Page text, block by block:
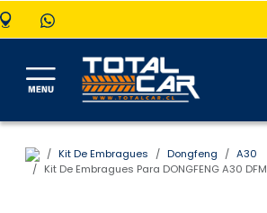
Kit De Embragues Dongfeng
A30
Kit De Embragues Para DONGFENG A30 DFM